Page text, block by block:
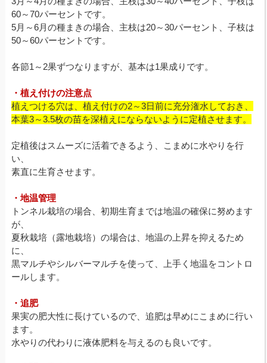
60～70パーセントです。
5月～6月の種まきの場合、主枝は20～30パーセント、子枝は
50～60パーセントです。
各節1～2果ずつなりますが、基本は1果成りです。
・植え付けの注意点
植えつける穴は、植え付けの2～3日前に充分潅水しておき、
本葉3～3.5枚の苗を深植えにならないように定植させます。
定植後はスムーズに活着できるよう、こまめに水やりを行
い、
素直に生育させます。
・地温管理
トンネル栽培の場合、初期生育までは地温の確保に努めます
が、
夏秋栽培（露地栽培）の場合は、地温の上昇を抑えるため
に、
黒マルチやシルバーマルチを使って、上手く地温をコントロ
ールします。
・追肥
果実の肥大性に長けているので、追肥は早めにこまめに行い
ます。
水やりの代わりに液体肥料を与えるのも良いです。